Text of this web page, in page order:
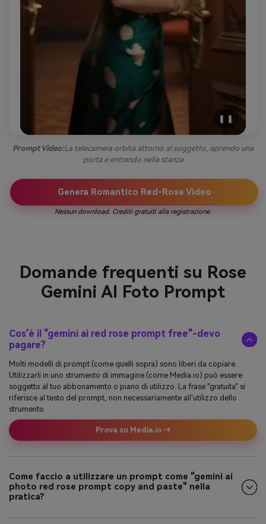
Prompt Video:La telecamera orbita attorno al soggetto, aprendo una
porta e entrando nella stanza
Genera Romantico Red-Rose Video
Nessun download. Crediti gratuiti alla registrazione.
Domande frequenti su Rose
Gemini AI Foto Prompt
Cos'è il "gemini ai red rose prompt free"-devo
pagare?
Molti modelli di prompt (come quelli sopra) sono liberi da copiare.
Utilizzarli in uno strumento di immagine (come Media.io) può essere
soggetto al tuo abbonamento o piano di utilizzo. La frase "gratuita" si
riferisce al testo del prompt, non necessariamente all'utilizzo dello
strumento.
Prova su Media.io →
Come faccio a utilizzare un prompt come "gemini ai
photo red rose prompt copy and paste" nella
pratica?